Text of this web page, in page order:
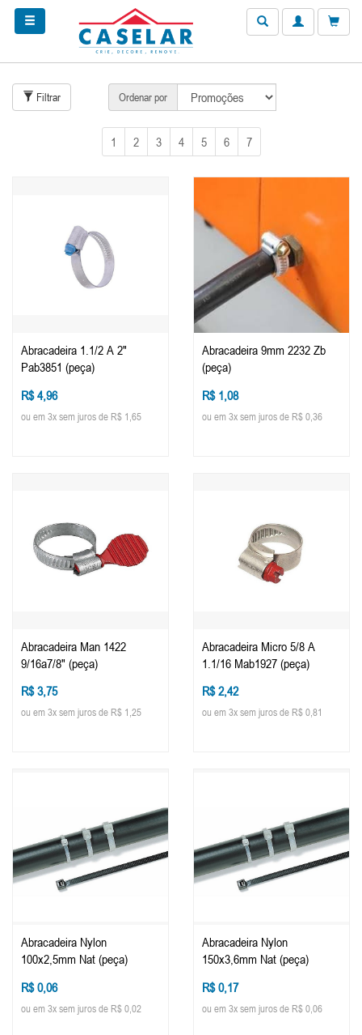
Filtrar Ordenar por
1 2 3 4 5 6 7
Abracadeira 1.1/2 A 2"
Pab3851 (peça)
R$ 4,96
ou em 3x sem juros de R$ 1,65
Abracadeira 9mm 2232 Zb
(peça)
R$ 1,08
ou em 3x sem juros de R$ 0,36
Abracadeira Man 1422
9/16a7/8" (peça)
R$ 3,75
ou em 3x sem juros de R$ 1,25
Abracadeira Micro 5/8 A
1.1/16 Mab1927 (peça)
R$ 2,42
ou em 3x sem juros de R$ 0,81
Abracadeira Nylon
100x2,5mm Nat (peça)
R$ 0,06
ou em 3x sem juros de R$ 0,02
Abracadeira Nylon
150x3,6mm Nat (peça)
R$ 0,17
ou em 3x sem juros de R$ 0,06